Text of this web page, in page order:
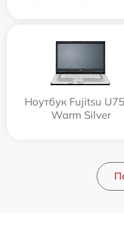
Ноутбук Fujitsu
Warm Silver